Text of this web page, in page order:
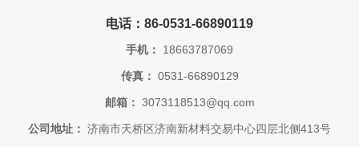
电话：86-0531-66890119
手机： 18663787069
传真： 0531-66890129
邮箱： 3073118513@qq.com
公司地址： 济南市天桥区济南新材料交易中心四层北侧413号